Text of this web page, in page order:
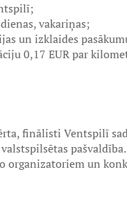
vakariņas;
un izklaides
0,17 EUR par
finālisti Ventspilī
organizatoriem un